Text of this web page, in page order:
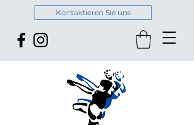
Kontaktieren Sie uns